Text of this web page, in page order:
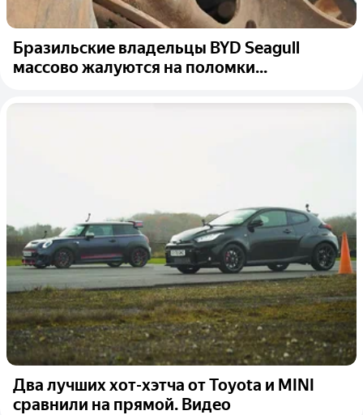
Бразильские владельцы BYD Seagull
массово жалуются на поломки...
Два лучших хот-хэтча от Toyota и MINI
сравнили на прямой. Видео